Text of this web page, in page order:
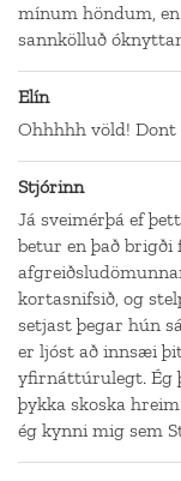
mínum höndum,
sannkölluð
Elín
Ohhhhh völd! Dont
Stjórinn
Já sveimérþá ef
betur en það
kortasnifsið, og
setjast þegar hún
er ljóst að innsæi
yfirnáttúrulegt. Ég
þykka skoska
ég kynni mig sem